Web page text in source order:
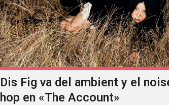
Dis Fig va del ambient y el
hop en «The Account»